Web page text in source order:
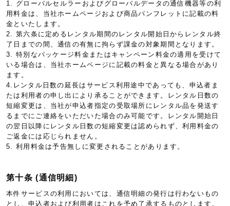
1. グローバルセルラーおよびグローバルデータの通信機器等の利
用料金は、当社ホームページおよび商品パンフレットに記載の料
金といたします。
2. 第六条に定めるレンタル期間のレンタル開始日からレンタル終
了日までの間、通信の有無に拘らず課金の対象期間となります。
3. 特別なパッケージ料金またはキャンペーン料金の適用を受けて
いる場合は、当社ホームページに記載の料金と異なる場合があり
ます。
4.レンタル日数の延長はサービス利用途中であっても、申込者ま
たは利用者の申し出により承ることができます。レンタル日数の
短縮変更は、当社が申込者指定の受取場所にレンタル品を発送す
るまでにご連絡をいただいた場合のみ可能です。レンタル開始日
の翌日以降にレンタル日数の短縮変更は認められず、利用料金の
ご返金には応じられません。
5. 利用料金は予告無しに変更されることがあります。
第十条 (通信明細)
本件サービスの利用においては、通信明細の発行は行わないもの
とし、申込者および利用者はこれを予め了承するものとします。